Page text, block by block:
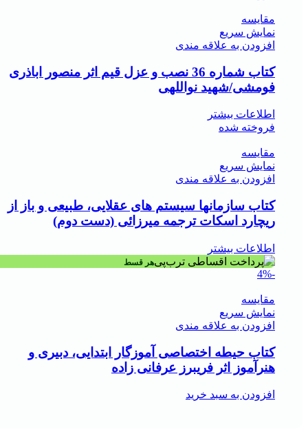
مقايسه
نمایش سریع
افزودن به علاقه مندی
کتاب شماره 36 نصب و عزل قیم اثر منصور اباذری
فومشی/شهید نواللهی
اطلاعات بیشتر
فروخته شده
مقايسه
نمایش سریع
افزودن به علاقه مندی
کتاب سازمانها سیستم های عقلایی، طبیعی و باز از
ریچارد اسکات ترجمه میرزائی (دست دوم)
اطلاعات بیشتر
هر قسط
-4%
مقايسه
نمایش سریع
افزودن به علاقه مندی
کتاب حیطه اختصاصی آموزگار ابتدایی، دبیری و
هنرآموز اثر فریبرز عرفانی زاده
افزودن به سبد خرید